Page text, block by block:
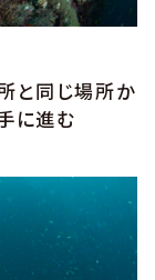
と同じ場所か
に進む